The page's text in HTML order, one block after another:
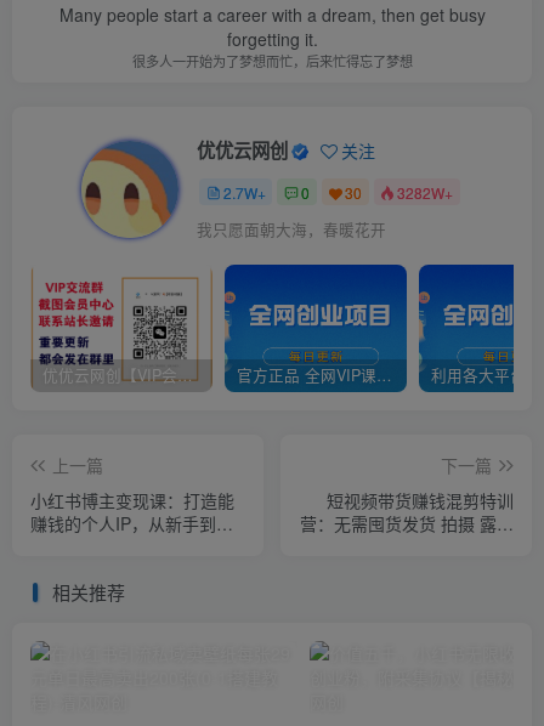
Many people start a career with a dream, then get busy
forgetting it.
很多人一开始为了梦想而忙，后来忙得忘了梦想
优优云网创 关注
2.7W+ 0 30 3282W+
我只愿面朝大海，春暖花开
优优云网创【VIP会员专属交流群】 官方正品 全网VIP课程 无损下载~
上一篇
小红书博主变现课：打造能
赚钱的个人IP，从新手到月
下一篇
短视频带货赚钱混剪特训
营：无需囤货发货 拍摄 露脸
相关推荐